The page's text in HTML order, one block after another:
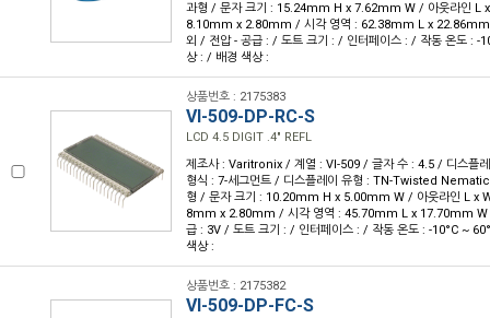
과형 / 문자 크기 : 15.24mm H x 7.62mm W / 아웃라인 L
8.10mm x 2.80mm / 시각 영역 : 62.38mm L x 22.86mm
외 / 전압 - 공급 : / 도트 크기 : / 인터페이스 : / 작동 온도 : -
상 : / 배경 색상 :
상품번호 : 2175383
VI-509-DP-RC-S
LCD 4.5 DIGIT .4" REFL
제조사 : Varitronix / 계열 : VI-509 / 글자 수 : 4.5 / 디스플
형식 : 7-세그먼트 / 디스플레이 유형 : TN-Twisted
형 / 문자 크기 : 10.20mm H x 5.00mm W / 아웃라인 L x
8mm x 2.80mm / 시각 영역 : 45.70mm L x 17.70mm W
급 : 3V / 도트 크기 : / 인터페이스 : / 작동 온도 : -10°C ~
색상 :
상품번호 : 2175382
VI-509-DP-FC-S